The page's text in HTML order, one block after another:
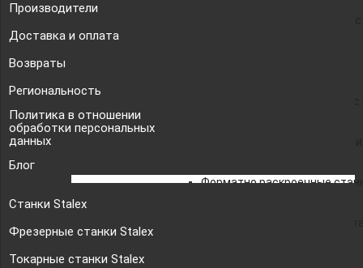
Форматно раскроечные
Производители
Доставка и оплата
Возвраты
Региональность
Политика в отношении
обработки персональных
данных
Блог
Станки Stalex
Фрезерные станки Stalex
Токарные станки Stalex